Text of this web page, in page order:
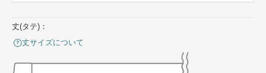
丈(タテ)：
丈サイズについて